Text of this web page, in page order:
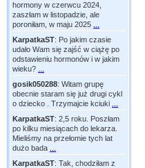
hormony w czerwcu 2024,
zaszłam w listopadzie, ale
poroniłam, w maju 2025
KarpatkaST: Po jakim czasie
udało Wam się zajść w ciążę po
odstawieniu hormonów i w jakim
wieku?
gosik050288: Witam grupę
obecnie staram się już drugi cykl
o dziecko . Trzymajcie kciuki
KarpatkaST: 2,5 roku. Poszłam
po kilku miesiącach do lekarza.
Mieliśmy na przełomie tych lat
dużo bada
KarpatkaST: Tak, chodziłam z